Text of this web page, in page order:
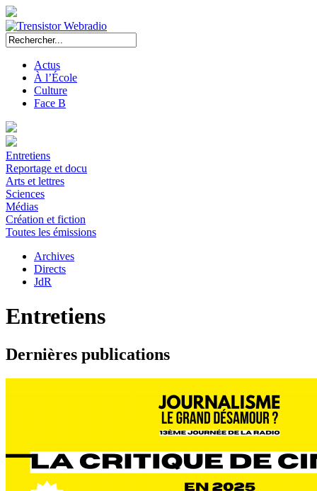
Actus
À l’École
Culture
Face B
Entretiens
Reportage et docu
Arts et lettres
Sciences
Médias
Création et fiction
Toutes les émissions
Archives
Directs
JdR
Entretiens
Dernières publications